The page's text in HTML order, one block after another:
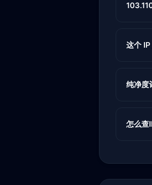
这个
纯净度
怎么查